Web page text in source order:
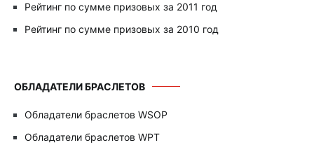
Рейтинг по сумме призовых за 2011 год
Рейтинг по сумме призовых за 2010 год
ОБЛАДАТЕЛИ БРАСЛЕТОВ
Обладатели браслетов WSOP
Обладатели браслетов WPT